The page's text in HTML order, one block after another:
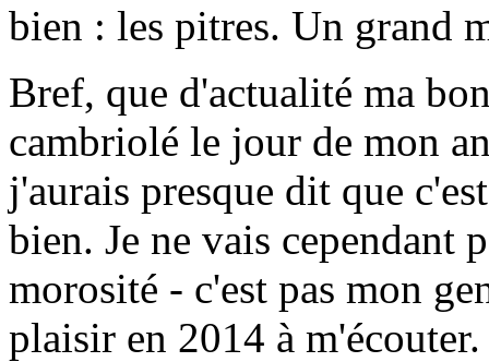
bien : les pitres. Un grand
Bref, que d'actualité ma
cambriolé le jour de mon
j'aurais presque dit que
bien. Je ne vais cependant
morosité - c'est pas mon
plaisir en 2014 à m'écouter.